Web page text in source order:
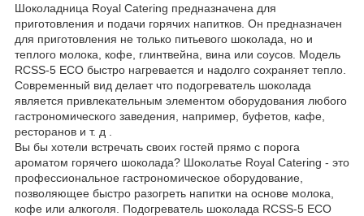
Шоколадница Royal Catering предназначена для
приготовления и подачи горячих напитков. Он предназначен
для приготовления не только питьевого шоколада, но и
теплого молока, кофе, глинтвейна, вина или соусов. Модель
RCSS-5 ECO быстро нагревается и надолго сохраняет тепло.
Современный вид делает что подогреватель шоколада
является привлекательным элементом оборудования любого
гастрономического заведения, например, буфетов, кафе,
ресторанов и т. д .
Вы бы хотели встречать своих гостей прямо с порога
ароматом горячего шоколада? Шоколатье Royal Catering - это
профессиональное гастрономическое оборудование,
позволяющее быстро разогреть напитки на основе молока,
кофе или алкоголя. Подогреватель шоколада RCSS-5 ECO